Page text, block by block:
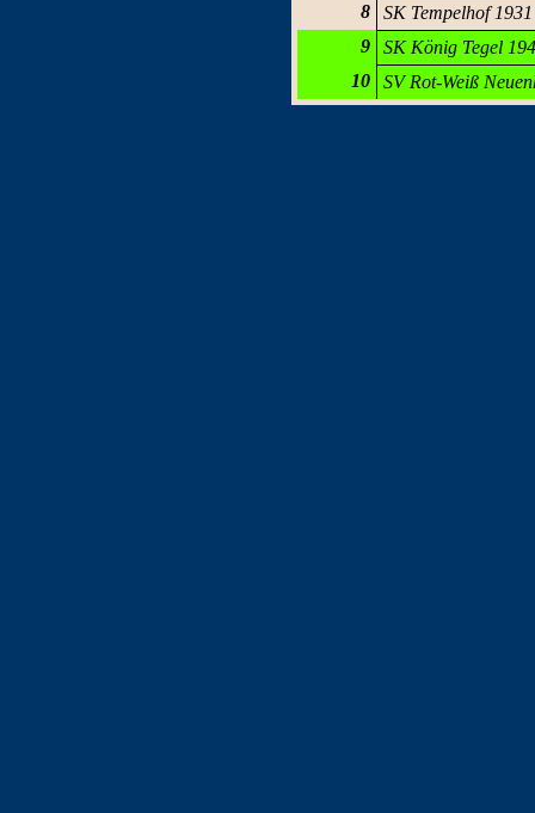
8
SK Tempelhof 1931
9
SK König Tegel
10
SV Rot-Weiß